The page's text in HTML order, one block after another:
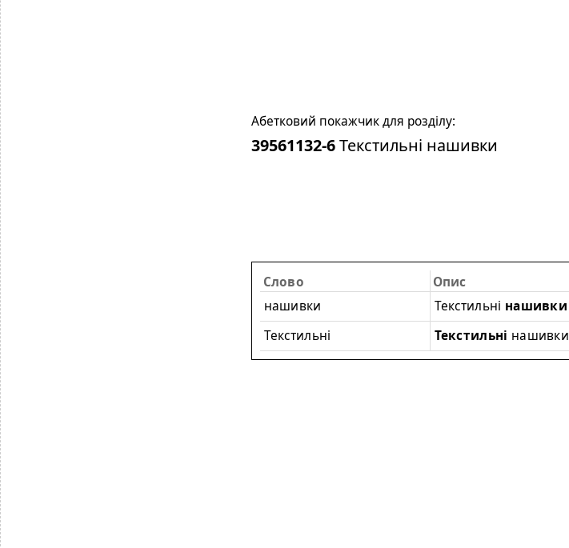
Абетковий покажчик для розділу:
39561132-6Текстильні нашивки
Слово
Опис
нашивки
Текстильні нашивки
Текстильні
Текстильні нашивки